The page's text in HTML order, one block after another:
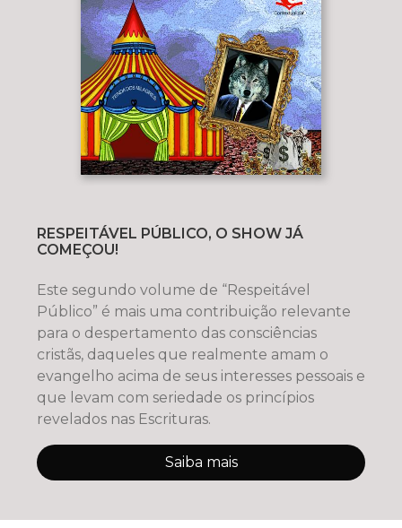
RESPEITÁVEL PÚBLICO, O SHOW JÁ
COMEÇOU!
Este segundo volume de “Respeitável
Público” é mais uma contribuição relevante
para o despertamento das consciências
cristãs, daqueles que realmente amam o
evangelho acima de seus interesses pessoais e
que levam com seriedade os princípios
revelados nas Escrituras.
Saiba mais